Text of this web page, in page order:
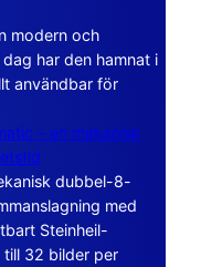
modern och
har den hamnat i
användbar för
– en mekanisk
dubbel-8-
med
Steinheil-
32 bilder per